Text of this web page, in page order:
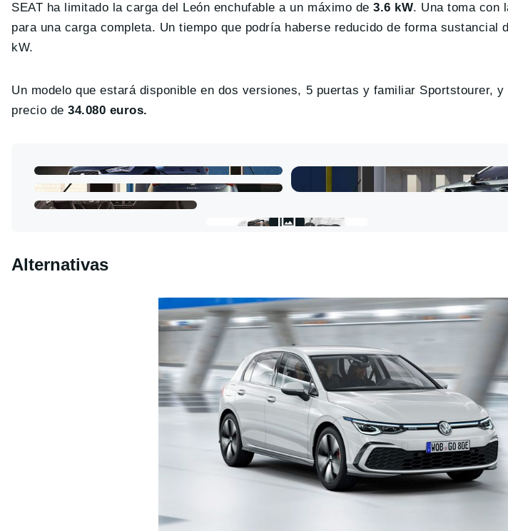
SEAT ha limitado la carga del León enchufable a un máximo de3.6 kW. Una toma con
para una carga completa. Un tiempo que podría haberse reducido de forma sustancial
kW.
Un modelo que estará disponible en dos versiones, 5 puertas y familiar Sportstourer,
precio de34.080 euros.
Alternativas